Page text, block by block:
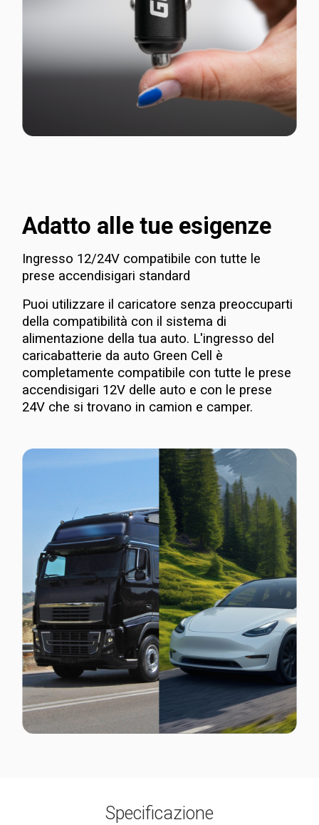
Adatto alle tue esigenze
Ingresso 12/24V compatibile con tutte le
prese accendisigari standard
Puoi utilizzare il caricatore senza preoccuparti
della compatibilità con il sistema di
alimentazione della tua auto. L'ingresso del
caricabatterie da auto Green Cell è
completamente compatibile con tutte le prese
accendisigari 12V delle auto e con le prese
24V che si trovano in camion e camper.
Specificazione